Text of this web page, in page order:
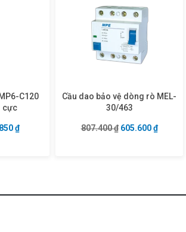
C120
cực
là: 63.800 ₫.
₫Giá hiện tại là: 47.850 ₫.
Cầu dao bảo vệ dòng rò MEL-
30/463
807.400₫ Giá gốc là:
605.600₫Giá